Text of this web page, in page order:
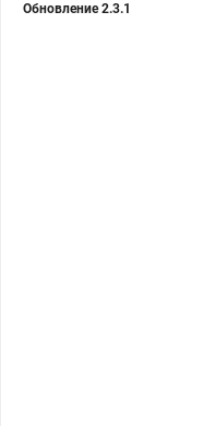
Обновление 2.3.1